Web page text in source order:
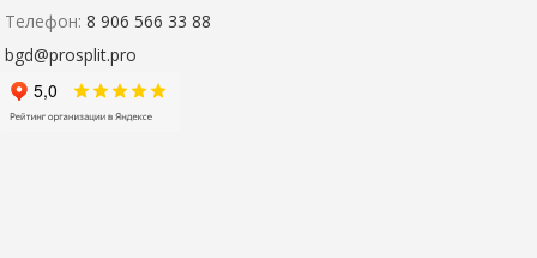
Телефон: 8 906 566 33 88
bgd@prosplit.pro